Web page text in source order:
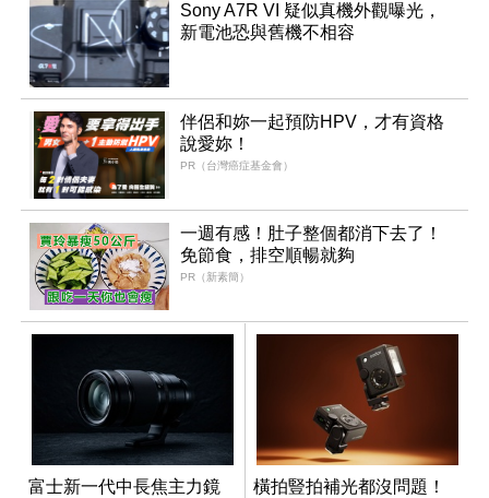
Sony A7R VI 疑似真機外觀曝光，
新電池恐與舊機不相容
伴侶和妳一起預防HPV，才有資格
說愛妳！
PR（台灣癌症基金會）
一週有感！肚子整個都消下去了！
免節食，排空順暢就夠
PR（新素簡）
富士新一代中長焦主力鏡
橫拍豎拍補光都沒問題！